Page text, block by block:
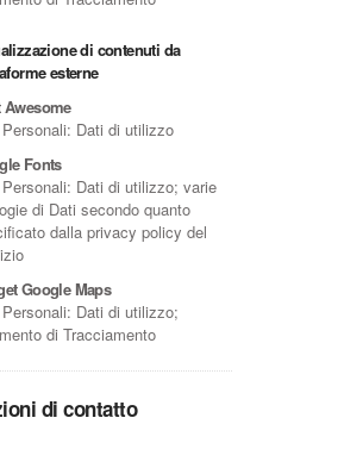
di contenuti da
esterne
Awesome
Dati di utilizzo
Fonts
Dati di utilizzo; varie
di Dati secondo quanto
dalla privacy policy del
Google Maps
Dati di utilizzo;
di Tracciamento
di contatto